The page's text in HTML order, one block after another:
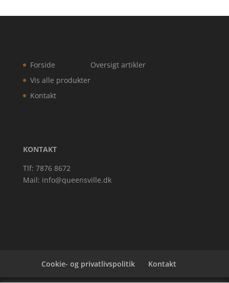
Forside
Vis alle produkter
Kontakt
Oversigt artikler
KONTAKT
Tlf: 7876 8672
Mail: info@queensville.dk
Cookie- og privatlivspolitik Kontakt